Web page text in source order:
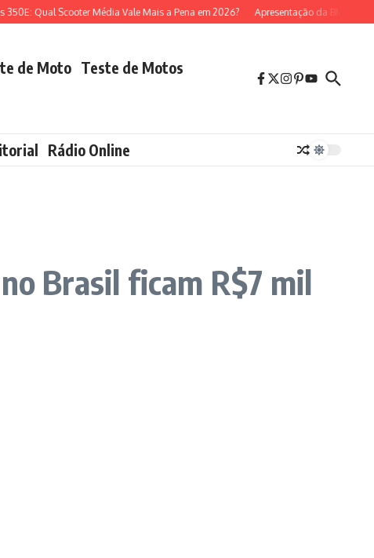
Qual Scooter Média Vale Mais a Pena em 2026? Apresentação da BMW R 1300
de Moto Teste de Motos
Rádio Online
Brasil ficam R$7 mil